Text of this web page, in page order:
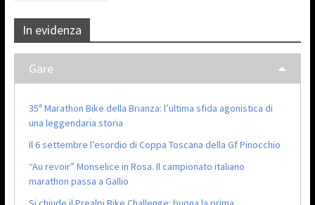
In evidenza
Gare
35ª Marathon Bike della Brianza: l’ultima sfida agonistica di
una leggendaria storia
Il 6 settembre l’esordio di Coppa Toscana della Gf Pinocchio
“Au revoir” Monselice in Rosa. Il campionato italiano
marathon passa a Gallio